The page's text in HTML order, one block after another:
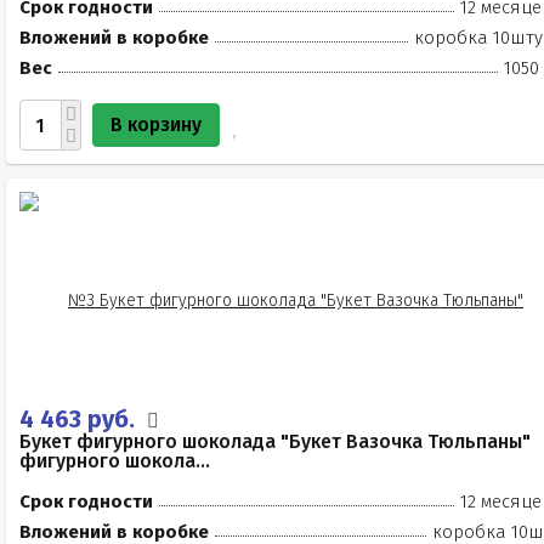
Срок годности
12
Вложений в коробке
коробка
Вес
1050
В корзину
4 463 руб.
Букет фигурного шоколада "Букет Вазочка Тюльпаны"
фигурного шокола...
Срок годности
12
Вложений в коробке
коробка